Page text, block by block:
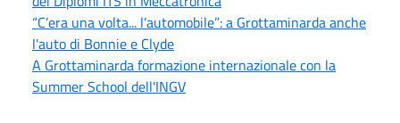
“C’era una volta... l’automobile”: a Grottaminarda anche
l'auto di Bonnie e Clyde
A Grottaminarda formazione internazionale con la
Summer School dell'INGV